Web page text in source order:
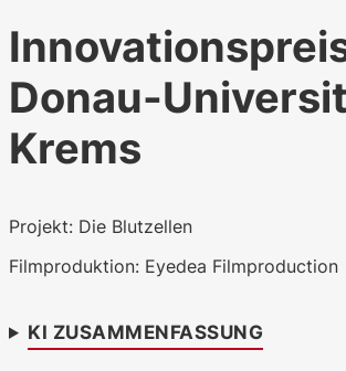
Donau-
Krems
Projekt: Die Blutzellen
Filmproduktion: Eyedea Filmproduction
KI ZUSAMMENFASSUNG
WKO.tv KI (lokales LLM
26b-a4b-it, Blackwell)